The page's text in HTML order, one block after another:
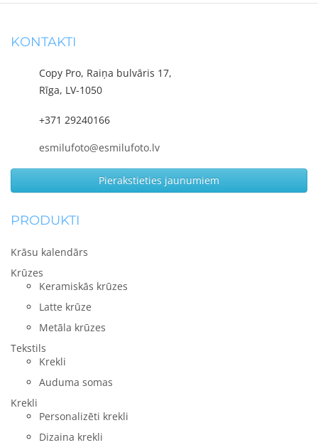
KONTAKTI
Copy Pro, Raiņa bulvāris 17,
Rīga, LV-1050
+371 29240166
esmilufoto@esmilufoto.lv
Pierakstieties jaunumiem
PRODUKTI
Krāsu kalendārs
Krūzes
Keramiskās krūzes
Latte krūze
Metāla krūzes
Tekstils
Krekli
Auduma somas
Krekli
Personalizēti krekli
Dizaina krekli